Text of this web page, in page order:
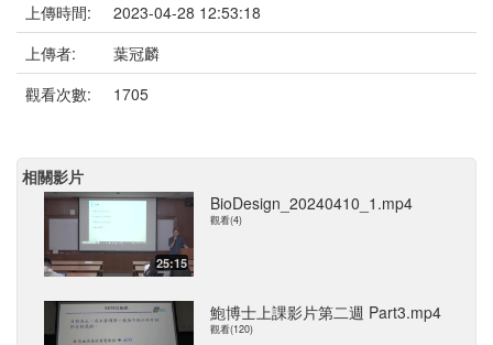
上傳時間:
2023-04-28 12:53:18
上傳者:
葉冠麟
觀看次數:
1705
相關影片
25:15
BioDesign_20240410_1.mp4
觀看(4)
鮑博士上課影片第二週 Part3.mp4
觀看(120)